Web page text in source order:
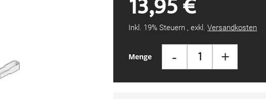
Menge - +
Inkl. 19% Steuern , exkl. Versandkosten